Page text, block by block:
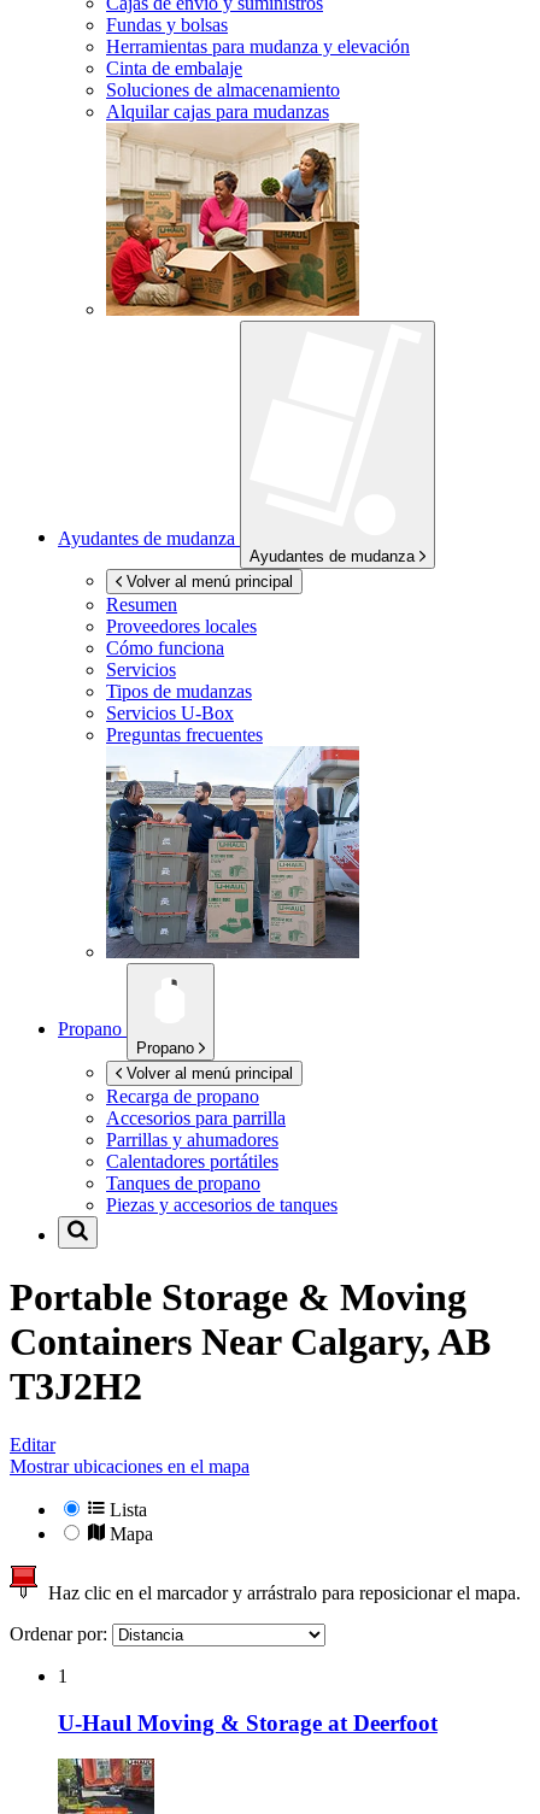
Fundas y bolsas
Herramientas para mudanza y elevación
Cinta de embalaje
Soluciones de almacenamiento
Alquilar cajas para mudanzas
Ayudantes de mudanza
Ayudantes de mudanza
Volver al menú principal
Resumen
Proveedores locales
Cómo funciona
Servicios
Tipos de mudanzas
Servicios U-Box
Preguntas frecuentes
Propano
Propano
Volver al menú principal
Recarga de propano
Accesorios para parrilla
Parrillas y ahumadores
Calentadores portátiles
Tanques de propano
Piezas y accesorios de tanques
Portable Storage & Moving
Containers Near Calgary, AB
T3J2H2
Editar
Mostrar ubicaciones en el mapa
Lista
Mapa
Haz clic en el marcador y arrástralo para reposicionar el mapa.
Ordenar por:
1
U-Haul Moving & Storage at Deerfoot